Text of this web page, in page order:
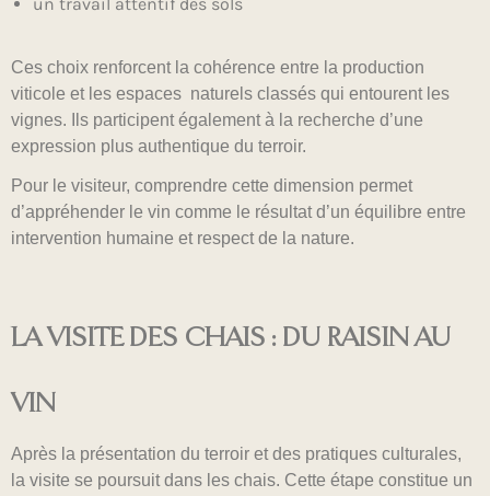
Ces choix renforcent la cohérence entre la production
viticole et les espaces naturels classés qui entourent les
vignes. Ils participent également à la recherche d’une
expression plus authentique du terroir.
Pour le visiteur, comprendre cette dimension permet
d’appréhender le vin comme le résultat d’un équilibre entre
intervention humaine et respect de la nature.
LA VISITE DES CHAIS : DU RAISIN AU
VIN
Après la présentation du terroir et des pratiques culturales,
la visite se poursuit dans les chais. Cette étape constitue un